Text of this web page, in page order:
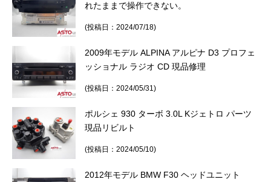
れたままで操作できない。
(投稿日：2024/07/18)
2009年モデル ALPINA アルピナ D3 プロフェ
ッショナル ラジオ CD 現品修理
(投稿日：2024/05/31)
ポルシェ 930 ターボ 3.0L Kジェトロ パーツ
現品リビルト
(投稿日：2024/05/10)
2012年モデル BMW F30 ヘッドユニット